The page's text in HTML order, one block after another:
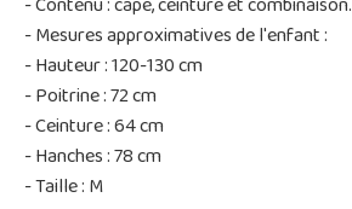
- Mesures approximatives de l'enfant :
- Hauteur : 120-130 cm
- Poitrine : 72 cm
- Ceinture : 64 cm
- Hanches : 78 cm
- Taille : M